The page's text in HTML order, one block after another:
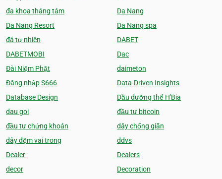
đa khoa tháng tám
Da Nang
Da Nang Resort
Da Nang spa
đá tự nhiên
DABET
DABETMOBI
Dac
Đài Niệm Phật
daimeton
Đăng nhập S666
Data-Driven Insights
Database Design
Dầu dưỡng thể H'Bia
dau goi
đầu tư bitcoin
đầu tư chứng khoán
dây chống giãn
dây đệm vai trong
ddvs
Dealer
Dealers
decor
Decoration